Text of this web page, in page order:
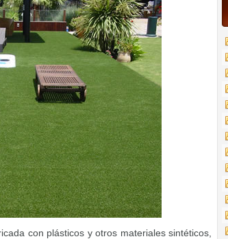
con plásticos y otros materiales sintéticos,